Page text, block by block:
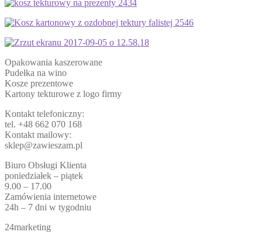
Opakowania kaszerowane
Pudełka na wino
Kosze prezentowe
Kartony tekturowe z logo firmy
Kontakt telefoniczny:
tel. +48 662 070 168
Kontakt mailowy:
sklep@zawieszam.pl
Biuro Obsługi Klienta
poniedziałek – piątek
9.00 – 17.00
Zamówienia internetowe
24h – 7 dni w tygodniu
24marketing